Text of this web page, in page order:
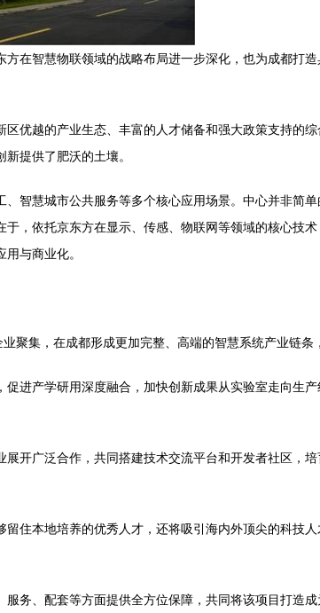
在智慧物联领域的战略布局进一步深化，也为成都打
优越的产业生态、丰富的人才储备和强大政策支持的
提供了肥沃的土壤。
智慧城市公共服务等多个核心应用场景。中心并非简
，依托京东方在显示、传感、物联网等领域的核心技
与商业化。
聚集，在成都形成更加完整、高端的智慧系统产业链条
进产学研用深度融合，加快创新成果从实验室走向生
开广泛合作，共同搭建技术交流平台和开发者社区，
住本地培养的优秀人才，还将吸引海内外顶尖的科技
务、配套等方面提供全方位保障，共同将该项目打造成